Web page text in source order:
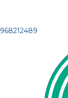
968212489